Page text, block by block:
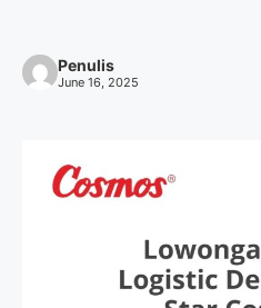
Penulis
June 16, 2025